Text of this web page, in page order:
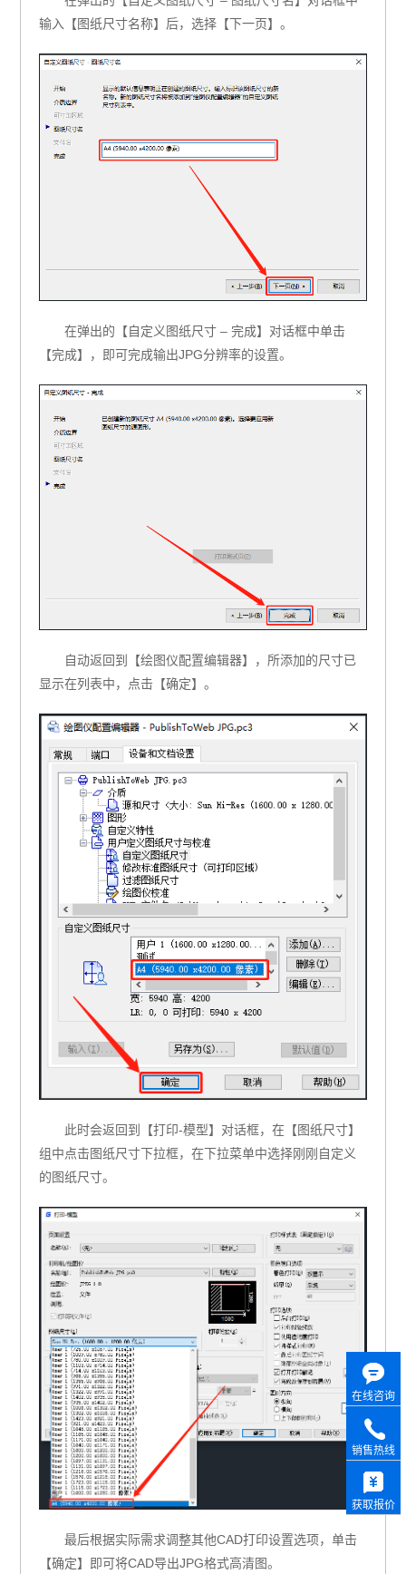
输入【图纸尺寸名称】后，选择【下一页】。
在弹出的【自定义图纸尺寸 – 完成】对话框中单击
【完成】，即可完成输出JPG分辨率的设置。
自动返回到【绘图仪配置编辑器】，所添加的尺寸已
显示在列表中，点击【确定】。
此时会返回到【打印-模型】对话框，在【图纸尺寸】
组中点击图纸尺寸下拉框，在下拉菜单中选择刚刚自定义
的图纸尺寸。
最后根据实际需求调整其他CAD打印设置选项，单击
【确定】即可将CAD导出JPG格式高清图。
在线咨询
销售热线
获取报价